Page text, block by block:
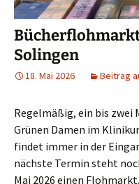
Solingen
18. Mai 2026 Beitrag
Regelmäßig, ein bis zwei
Grünen Damen im
findet immer in der
nächste Termin steht
Mai 2026 einen Flohmarkt.